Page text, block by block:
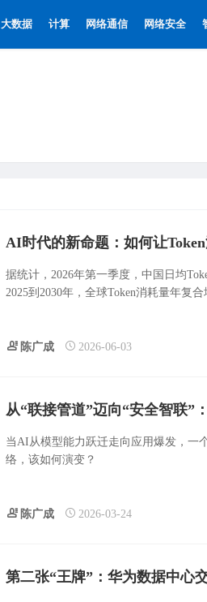
大数据 计算 网络通信 网络安全
AI时代的新命题：如何让
据统计，2026年第一季度，中国日均
2025到2030年，全球Token消耗量年复
陈广成 2026-06-03
从“联接管道”迈向“安全智联”
当AI从模型能力跃迁走向应用爆发，一
络，该如何演变？
陈广成 2026-03-24
第二张“王牌”：华为数据中心